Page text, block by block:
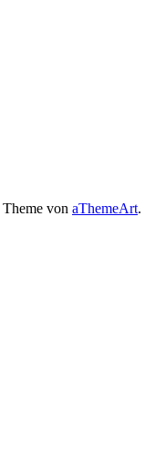
Theme von aThemeArt.